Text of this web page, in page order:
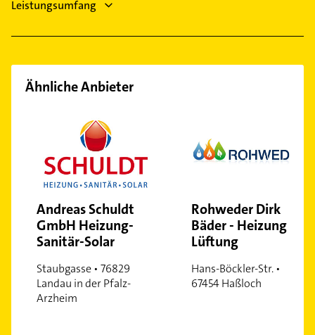
Leistungsumfang
Ähnliche Anbieter
Andreas Schuldt
GmbH Heizung-
Sanitär-Solar
Staubgasse • 76829
Landau in der Pfalz-
Arzheim
Rohweder Dirk
Bäder - Heizung -
Lüftung
Hans-Böckler-Str. •
67454 Haßloch